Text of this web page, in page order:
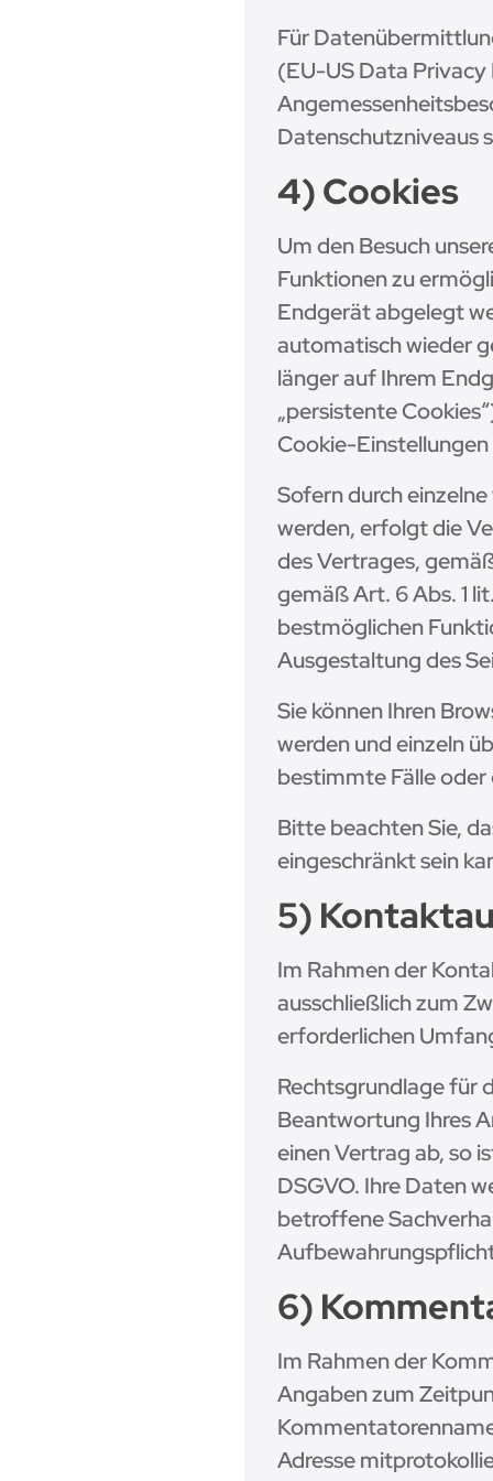
Für
(EU-US Data Privacy
Datenschutzniveaus
4) Cookies
Um den Besuch
Funktionen zu
Endgerät abgelegt
automatisch wieder
länger auf Ihrem
„persistente
Cookie-
Sofern durch
werden, erfolgt die
des Vertrages,
gemäß Art. 6 Abs. 1
bestmöglichen
Ausgestaltung des
Sie können Ihren
werden und einzeln
bestimmte Fälle oder
Bitte beachten Sie,
eingeschränkt sein
5)
Im Rahmen der
ausschließlich zum
erforderlichen
Rechtsgrundlage für
Beantwortung Ihres
einen Vertrag ab, so
DSGVO. Ihre Daten
betroffene
6)
Im Rahmen der
Angaben zum
Adresse